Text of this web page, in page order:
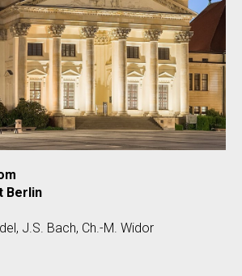
Berlin
J.S. Bach, Ch.-M. Widor